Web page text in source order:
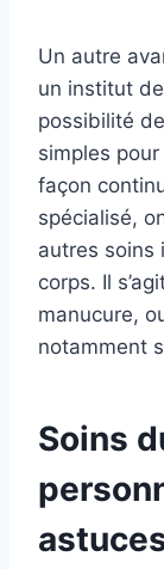
Un autre
un institut
possibilité
simples
façon
spécialisé,
autres soins
corps. Il
manucure,
notamment
Soins